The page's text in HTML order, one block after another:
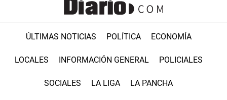
ÚLTIMAS NOTICIAS POLÍTICA ECONOMÍA
LOCALES INFORMACIÓN GENERAL POLICIALES
SOCIALES LA LIGA LA PANCHA